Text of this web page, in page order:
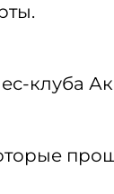
клуба